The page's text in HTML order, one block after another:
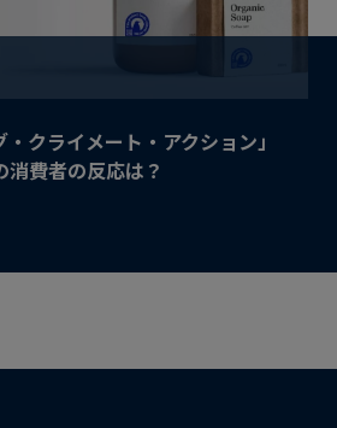
・クライメート・アクション」
消費者の反応は？